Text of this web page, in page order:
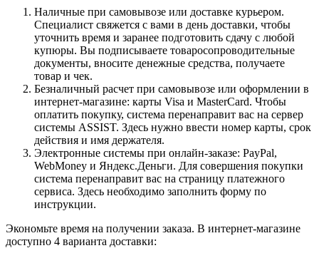
Наличные при самовывозе или доставке курьером.
Специалист свяжется с вами в день доставки, чтобы
уточнить время и заранее подготовить сдачу с любой
купюры. Вы подписываете товаросопроводительные
документы, вносите денежные средства, получаете
товар и чек.
Безналичный расчет при самовывозе или оформлении в
интернет-магазине: карты Visa и MasterCard. Чтобы
оплатить покупку, система перенаправит вас на сервер
системы ASSIST. Здесь нужно ввести номер карты, срок
действия и имя держателя.
Электронные системы при онлайн-заказе: PayPal,
WebMoney и Яндекс.Деньги. Для совершения покупки
система перенаправит вас на страницу платежного
сервиса. Здесь необходимо заполнить форму по
инструкции.
Экономьте время на получении заказа. В интернет-магазине
доступно 4 варианта доставки: